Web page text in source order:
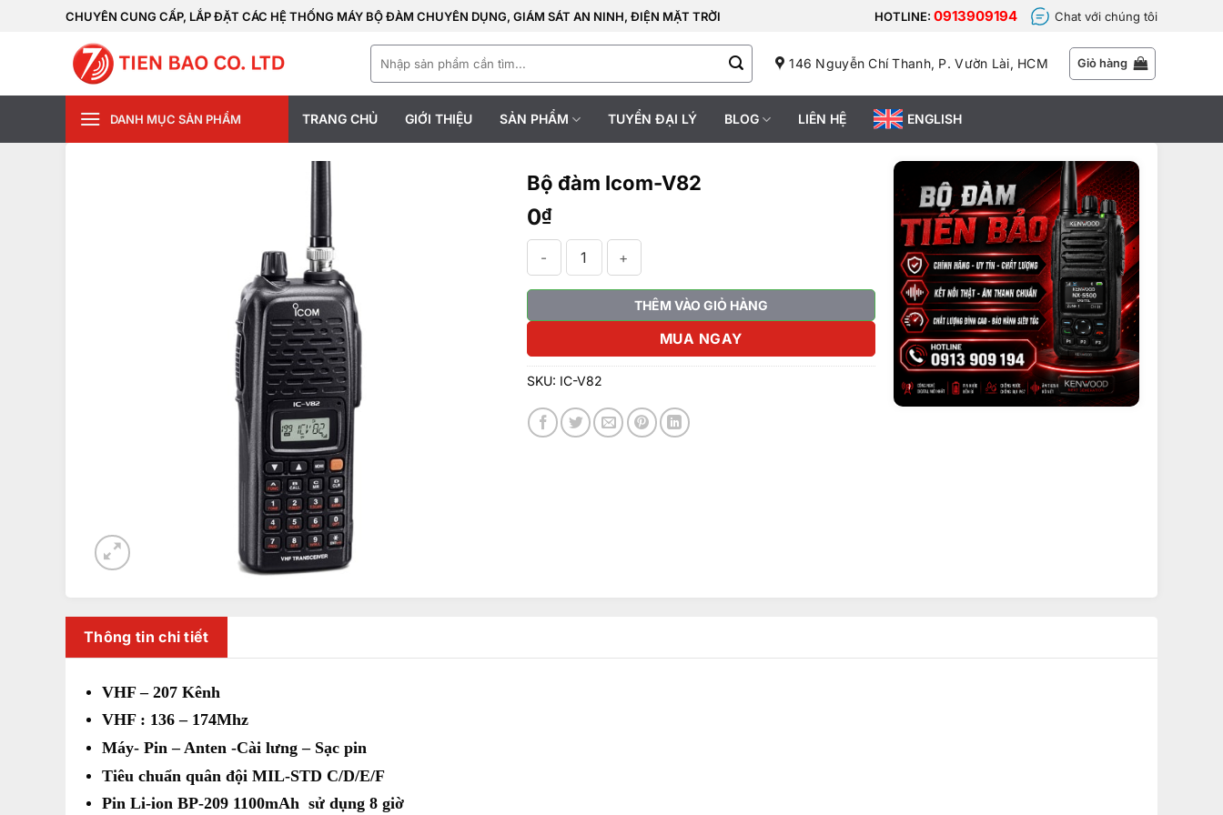
CHUYÊN CUNG CẤP, LẮP ĐẶT CÁC HỆ THỐNG MÁY BỘ ĐÀM CHUYÊN DỤNG, GIÁM SÁT AN NINH, ĐIỆN MẶT TRỜI HOTLINE: 0913909194 Chat với chúng tôi
kiếm:
146 Nguyễn Chí Thanh, P. Vườn Lài, HCM Giỏ hàng
DANH MỤC SẢN PHẨM TRANG CHỦ GIỚI THIỆU SẢN PHẨM TUYỂN ĐẠI LÝ BLOG LIÊN HỆ ENGLISH
Bộ đàm Icom-V82
0₫
THÊM VÀO GIỎ HÀNG
MUA NGAY
SKU: IC-V82
Thông tin chi tiết
VHF – 207 Kênh
VHF : 136 – 174Mhz
Máy- Pin – Anten -Cài lưng – Sạc pin
Tiêu chuẩn quân đội MIL-STD C/D/E/F
Pin Li-ion BP-209 1100mAh sử dụng 8 giờ